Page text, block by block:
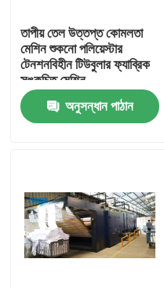
আমাদের সম্পর্কে
পরিচিতি
তাপীয় তেল উত্তপ্ত কোমলতা
মেশিন শুকনো পলিয়েস্টার
টেনশনবিহীন টিউবুলার ফ্যাব্রিক
সঙ্কুচিত মেশিন
অনুসন্ধান পাঠান